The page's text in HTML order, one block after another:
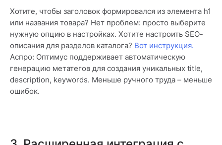
Хотите, чтобы заголовок формировался из элемента h1
или названия товара? Нет проблем: просто выберите
нужную опцию в настройках. Хотите настроить SEO-
описания для разделов каталога? Вот инструкция.
Аспро: Оптимус поддерживает автоматическую
генерацию метатегов для создания уникальных title,
description, keywords. Меньше ручного труда – меньше
ошибок.